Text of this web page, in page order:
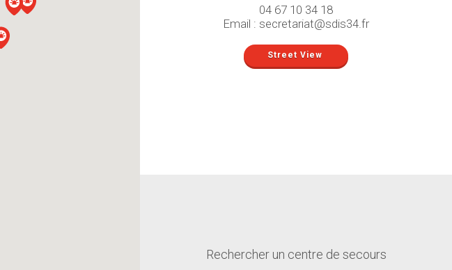
04 67 10 34 18
Email : secretariat@sdis34.fr
Street View
Rechercher un centre de secours